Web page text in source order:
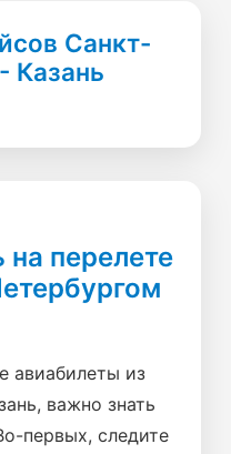
Санкт-
Казань
на перелете
авиабилеты из
важно знать
первых, следите